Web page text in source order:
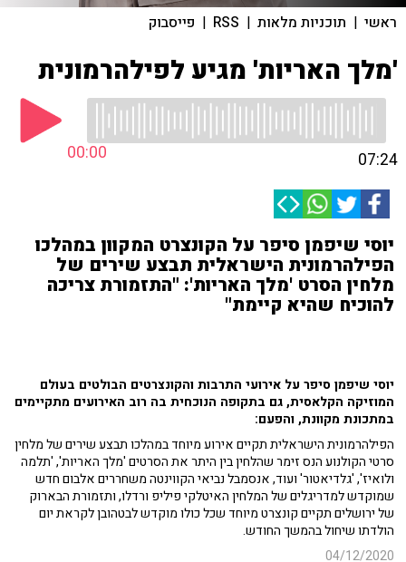
ראשי | תוכניות מלאות |
RSS
| פייסבוק
'מלך האריות' מגיע לפילהרמונית
00:00 07:24
יוסי שיפמן סיפר על הקונצרט המקוון במהלכו
הפילהרמונית הישראלית תבצע שירים של
מלחין הסרט 'מלך האריות': "התזמורת צריכה
להוכיח שהיא קיימת"
יוסי שיפמן סיפר על אירועי התרבות והקונצרטים הבולטים בעולם
המוזיקה הקלאסית, גם בתקופה הנוכחית בה רוב האירועים מתקיימים
במתכונת מקוונת, והפעם:
הפילהרמונית הישראלית תקיים אירוע מיוחד במהלכו תבצע שירים של מלחין
סרטי הקולנוע הנס זימר שהלחין בין היתר את הסרטים 'מלך האריות', 'תלמה
ולואיז', 'גלדיאטור' ועוד, אנסמבל נביאי הקווינטה משחררים אלבום חדש
שמוקדש למדריגלים של המלחין האיטלקי פיליפ ורדלו, ותזמורת הבארוק
של ירושלים תקיים קונצרט מיוחד שכל כולו מוקדש לבטהובן לקראת יום
הולדתו שיחול בהמשך החודש.
04/12/2020